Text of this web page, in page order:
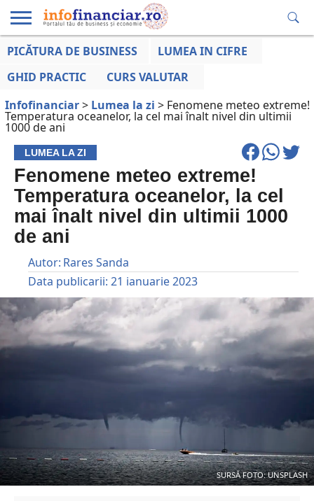
EDUCAȚIE
LA ZI
AFACERILOR
PICĂTURA DE BUSINESS
LUMEA IN CIFRE
GHID PRACTIC
CURS VALUTAR
Infofinanciar> Lumea la zi > Fenomene meteo extreme!
Temperatura oceanelor, la cel mai înalt nivel din ultimii
1000 de ani
LUMEA LA ZI
Fenomene meteo extreme!
Temperatura oceanelor, la cel
mai înalt nivel din ultimii 1000
de ani
Autor: Rares Sanda
Data publicarii: 21 ianuarie 2023
SURSĂ FOTO: UNSPLASH